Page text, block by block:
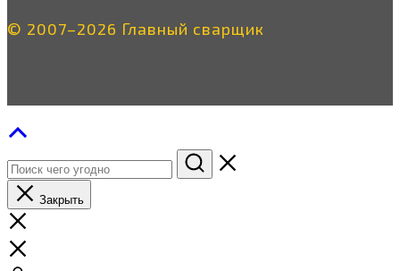
© 2007–2026 Главный сварщик
Закрыть